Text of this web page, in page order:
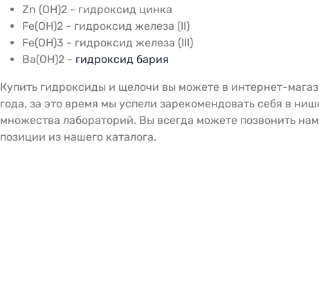
Zn (OH)2 - гидроксид цинка
Fe(OH)2 - гидроксид железа (II)
Fe(OH)3 - гидроксид железа (III)
Ba(OH)2 - гидроксид бария
Купить гидроксиды и щелочи вы можете в интернет-
года, за это время мы успели зарекомендовать себя в
множества лабораторий. Вы всегда можете позвонить
позиции из нашего каталога.